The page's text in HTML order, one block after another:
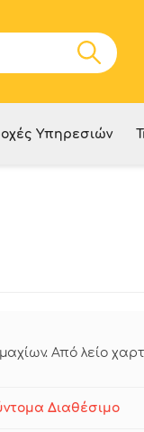
Υπηρεσιών
Από λείο
Διαθέσιμο